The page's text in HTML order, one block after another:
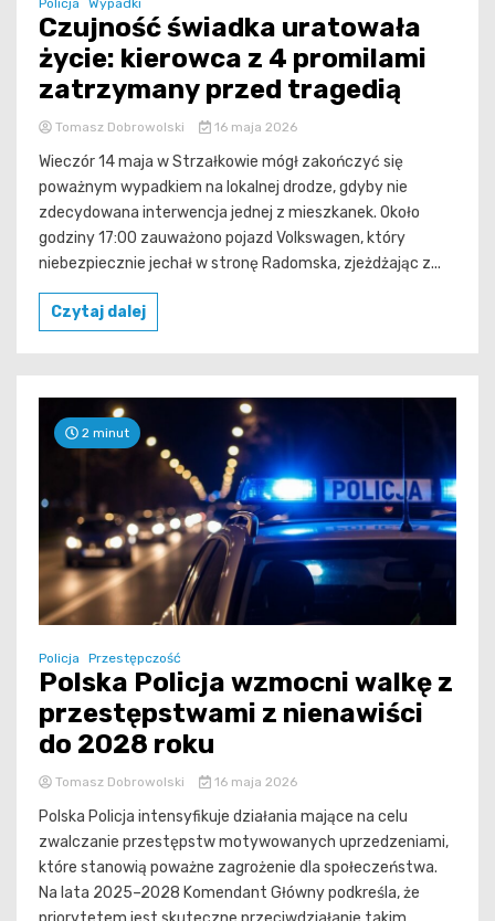
Policja Wypadki
Czujność świadka uratowała
życie: kierowca z 4 promilami
zatrzymany przed tragedią
Tomasz Dobrowolski 16 maja 2026
Wieczór 14 maja w Strzałkowie mógł zakończyć się
poważnym wypadkiem na lokalnej drodze, gdyby nie
zdecydowana interwencja jednej z mieszkanek. Około
godziny 17:00 zauważono pojazd Volkswagen, który
niebezpiecznie jechał w stronę Radomska, zjeżdżając z...
Czytaj dalej
2 minut
Policja Przestępczość
Polska Policja wzmocni walkę z
przestępstwami z nienawiści
do 2028 roku
Tomasz Dobrowolski 16 maja 2026
Polska Policja intensyfikuje działania mające na celu
zwalczanie przestępstw motywowanych uprzedzeniami,
które stanowią poważne zagrożenie dla społeczeństwa.
Na lata 2025–2028 Komendant Główny podkreśla, że